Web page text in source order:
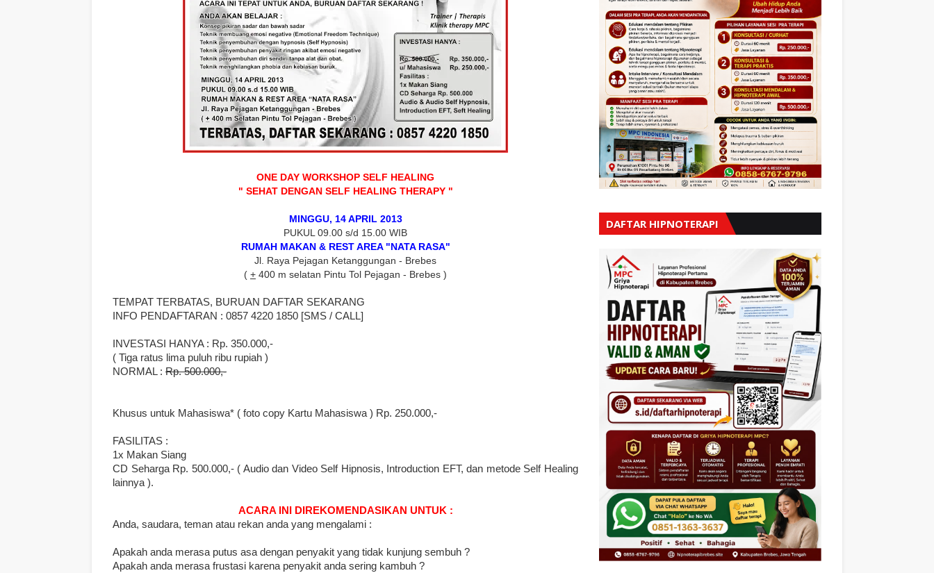
ONE DAY WORKSHOP SELF HEALING
" SEHAT DENGAN SELF HEALING THERAPY "
MINGGU, 14 APRIL 2013
PUKUL 09.00 s/d 15.00 WIB
RUMAH MAKAN & REST AREA "NATA RASA"
Jl. Raya Pejagan Ketanggungan - Brebes
( + 400 m selatan Pintu Tol Pejagan - Brebes )
TEMPAT TERBATAS, BURUAN DAFTAR SEKARANG
INFO PENDAFTARAN : 0857 4220 1850 [SMS / CALL]
INVESTASI HANYA : Rp. 350.000,-
( Tiga ratus lima puluh ribu rupiah )
NORMAL : Rp. 500.000,-
Khusus untuk Mahasiswa* ( foto copy Kartu Mahasiswa ) Rp. 250.000,-
FASILITAS :
1x Makan Siang
CD Seharga Rp. 500.000,- ( Audio dan Video Self Hipnosis, Introduction EFT, dan metode Self Healing
lainnya ).
ACARA INI DIREKOMENDASIKAN UNTUK :
Anda, saudara, teman atau rekan anda yang mengalami :
Apakah anda merasa putus asa dengan penyakit yang tidak kunjung sembuh ?
Apakah anda merasa frustasi karena penyakit anda sering kambuh ?
DAFTAR HIPNOTERAPI